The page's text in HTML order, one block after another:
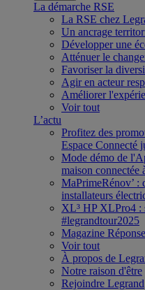
La démarche RSE
La RSE chez
Un ancrage
Développer une
Atténuer le
Favoriser la
Agir en acteur
Améliorer
Voir tout
L’actu
Profitez des
Espace Connecté
Mode démo de
maison connectée
MaPrimeRénov’ :
installateurs
XL³ HP XLPro4 :
#legrandtour2025
Magazine
Voir tout
À propos de
Notre raison d'être
Rejoindre Legrand